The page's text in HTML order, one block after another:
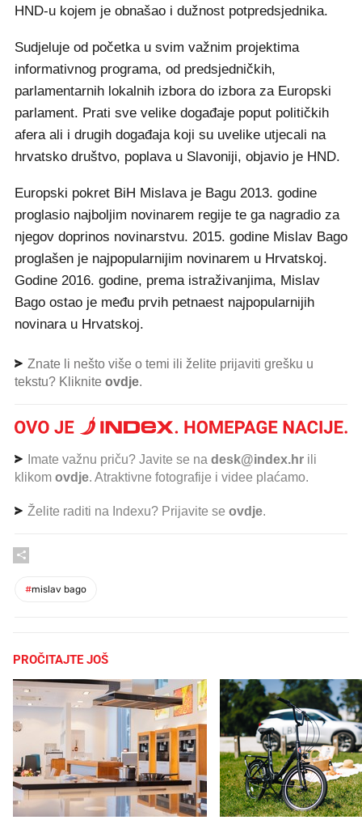
HND-u kojem je obnašao i dužnost potpredsjednika.
Sudjeluje od početka u svim važnim projektima
informativnog programa, od predsjedničkih,
parlamentarnih lokalnih izbora do izbora za Europski
parlament. Prati sve velike događaje poput političkih
afera ali i drugih događaja koji su uvelike utjecali na
hrvatsko društvo, poplava u Slavoniji, objavio je HND.
Europski pokret BiH Mislava je Bagu 2013. godine
proglasio najboljim novinarem regije te ga nagradio za
njegov doprinos novinarstvu. 2015. godine Mislav Bago
proglašen je najpopularnijim novinarem u Hrvatskoj.
Godine 2016. godine, prema istraživanjima, Mislav
Bago ostao je među prvih petnaest najpopularnijih
novinara u Hrvatskoj.
Znate li nešto više o temi ili želite prijaviti grešku u
tekstu? Kliknite ovdje.
Imate važnu priču? Javite se na desk@index.hr ili
klikom ovdje. Atraktivne fotografije i videe plaćamo.
Želite raditi na Indexu? Prijavite se ovdje.
#mislav bago
PROČITAJTE JOŠ